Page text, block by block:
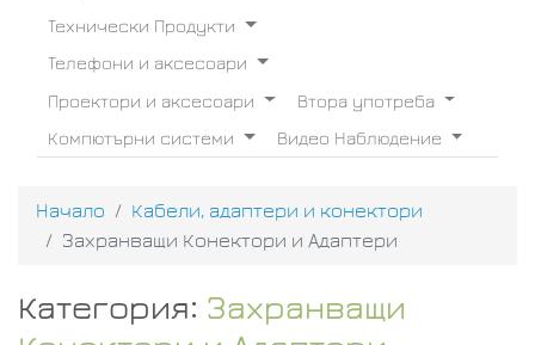
Технически Продукти
Телефони и аксесоари
Проектори и аксесоари
Втора употреба
Компютърни системи
Видео Наблюдение
Начало
Кабели, адаптери и конектори
Захранващи Конектори и Адаптери
Категория: Захранващи